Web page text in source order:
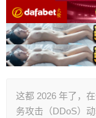
这都 2026 年了，
务攻击（DDoS）